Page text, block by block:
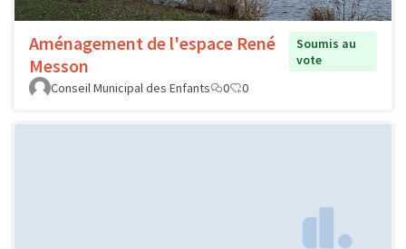
Aménagement de l'espace René
Messon
Soumis au
vote
Conseil Municipal des Enfants
0 0